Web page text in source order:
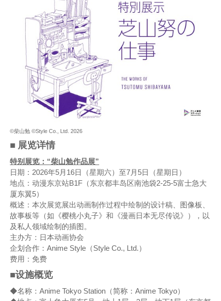
©柴山勉 ©Style Co., Ltd. 2026
■ 展览详情
特别展览：“柴山勉作品展”
日期：2026年5月16日（星期六）至7月5日（星期日）
地点：动漫东京站B1F（东京都丰岛区南池袋2-25-5富士急大
厦东翼5）
概述：本次展览展出动画制作过程中绘制的设计稿、图像板、
故事板等（如《樱桃小丸子》和《漫画日本无尽传说》），以
及私人领域绘制的插图。
主办方：日本动画协会
企划合作：Anime Style（Style Co., Ltd.）
费用：免费
■设施概览
◆名称：Anime Tokyo Station（简称：Anime Tokyo）